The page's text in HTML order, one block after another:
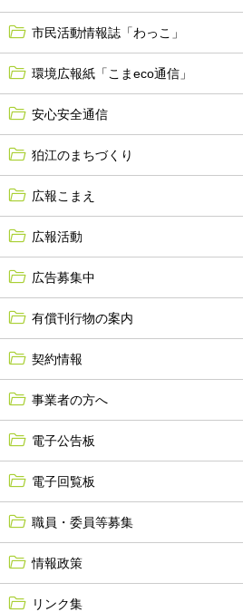
市民活動情報誌「わっこ」
環境広報紙「こまeco通信」
安心安全通信
狛江のまちづくり
広報こまえ
広報活動
広告募集中
有償刊行物の案内
契約情報
事業者の方へ
電子公告板
電子回覧板
職員・委員等募集
情報政策
リンク集